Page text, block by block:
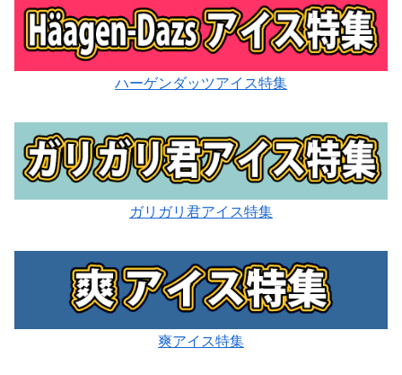
ハーゲンダッツアイス特集
ガリガリ君アイス特集
爽アイス特集